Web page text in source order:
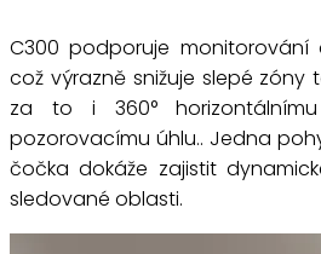
C300 podporuje monitorování
což výrazně snižuje slepé
za to i 360°
pozorovacímu úhlu.. Jedna
čočka dokáže zajistit
sledované oblasti.